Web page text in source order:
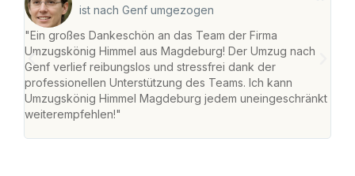
ist nach Genf umgezogen
"Ein großes Dankeschön an das Team der Firma
Umzugskönig Himmel aus Magdeburg! Der Umzug nach
Genf verlief reibungslos und stressfrei dank der
professionellen Unterstützung des Teams. Ich kann
Umzugskönig Himmel Magdeburg jedem uneingeschränkt
weiterempfehlen!"